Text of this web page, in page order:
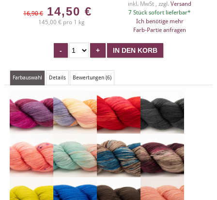
16,90 € 14,50 €
145,00 € pro 1 kg
inkl. MwSt , zzgl. Versand
7 Stück sofort lieferbar*
Ich benötige mehr
Farb-Partie anfragen
Farbauswahl Details Bewertungen (6)